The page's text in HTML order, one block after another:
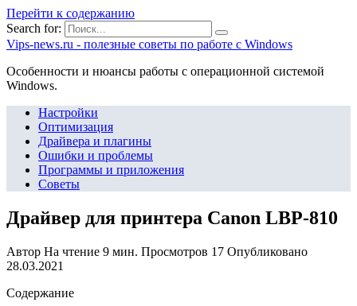
Перейти к содержанию
Search for:
Vips-news.ru - полезные советы по работе с Windows
Особенности и нюансы работы с операционной системой
Windows.
Настройки
Оптимизация
Драйвера и плагины
Ошибки и проблемы
Программы и приложения
Советы
Драйвер для принтера Canon LBP-810
Автор На чтение 9 мин. Просмотров 17 Опубликовано
28.03.2021
Содержание